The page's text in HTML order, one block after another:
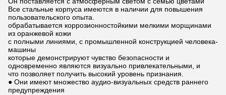
Все стальные корпуса имеются в наличии для повышения
пользовательского опыта.
обрабатывается коррозионностойкими мелкими морщинами
из оранжевой кожи
с полными линиями, с промышленной конструкцией человека-
машины
которые демонстрируют чувство безопасности и
одновременно являются визуально привлекательными, и
что позволяет получить высокий уровень признания.
● Они имеют множество аудио-визуальных средств раннего
предупреждения